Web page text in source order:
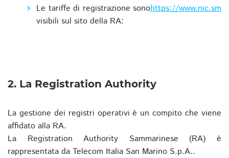
Le tariffe di registrazione sono
visibili sul sito della RA:
https://www.nic.sm
2. La Registration Authority
La gestione dei registri operativi è un compito che viene
affidato alla RA.
La Registration Authority Sammarinese (RA) è
rappresentata da Telecom Italia San Marino S.p.A..